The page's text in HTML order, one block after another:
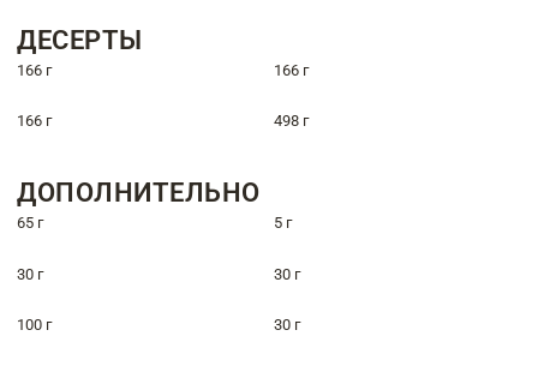
ДЕСЕРТЫ
166 г 166 г
166 г 498 г
ДОПОЛНИТЕЛЬНО
65 г 5 г
30 г 30 г
100 г 30 г